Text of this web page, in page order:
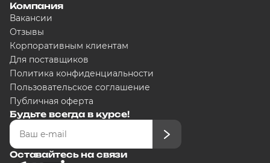
Компания
Вакансии
Отзывы
Корпоративным клиентам
Для поставщиков
Политика конфиденциальности
Пользовательское соглашение
Публичная оферта
Будьте всегда в курсе!
Оставайтесь на связи